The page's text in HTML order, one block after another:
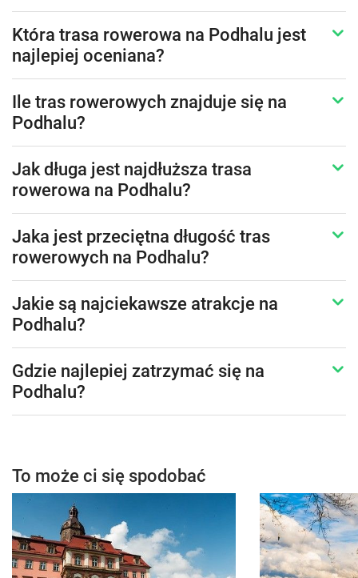
Która trasa rowerowa na Podhalu jest
najlepiej oceniana?
Ile tras rowerowych znajduje się na
Podhalu?
Jak długa jest najdłuższa trasa
rowerowa na Podhalu?
Jaka jest przeciętna długość tras
rowerowych na Podhalu?
Jakie są najciekawsze atrakcje na
Podhalu?
Gdzie najlepiej zatrzymać się na
Podhalu?
To może ci się spodobać